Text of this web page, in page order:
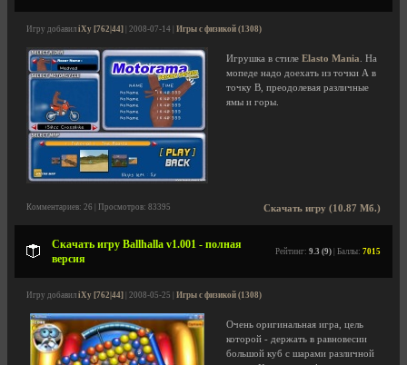
Игру добавил iXy [762|44] | 2008-07-14 | Игры с физикой (1308)
Игрушка в стиле Elasto Mania . На
мопеде надо доехать из точки А в
точку В, преодолевая различные
ямы и горы.
Скачать игру (10.87 Мб.)
Комментариев: 26 | Просмотров: 83395
Скачать игру Ballhalla v1.001 - полная
версия
Рейтинг: 9.3 (9) | Баллы: 7015
Игру добавил iXy [762|44] | 2008-05-25 | Игры с физикой (1308)
Очень оригинальная игра, цель
которой - держать в равновесии
большой куб с шарами различной